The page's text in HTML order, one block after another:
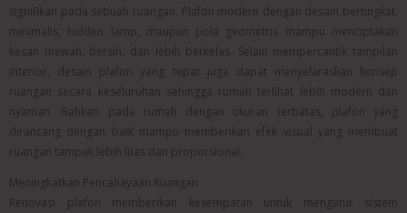
signifikan pada sebuah ruangan. Plafon modern dengan desain bertingkat,
minimalis, hidden lamp, maupun pola geometris mampu menciptakan
kesan mewah, bersih, dan lebih berkelas. Selain mempercantik tampilan
interior, desain plafon yang tepat juga dapat menyelaraskan konsep
ruangan secara keseluruhan sehingga rumah terlihat lebih modern dan
nyaman. Bahkan pada rumah dengan ukuran terbatas, plafon yang
dirancang dengan baik mampu memberikan efek visual yang membuat
ruangan tampak lebih luas dan proporsional.
Meningkatkan Pencahayaan Ruangan
Renovasi plafon memberikan kesempatan untuk mengatur sistem